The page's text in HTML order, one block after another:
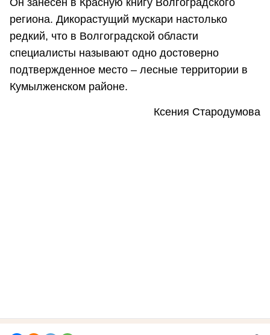
Он занесен в Красную книгу Волгоградского
региона. Дикорастущий мускари настолько
редкий, что в Волгоградской области
специалисты называют одно достоверно
подтвержденное место – лесные территории в
Кумылженском районе.
Ксения Стародумова